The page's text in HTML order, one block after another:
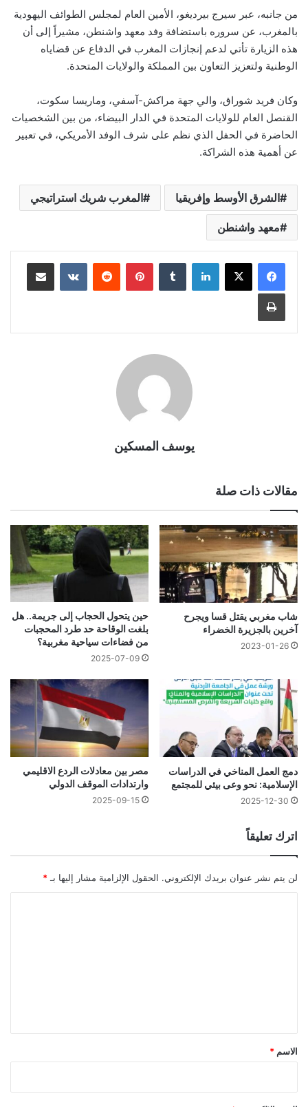
من جانبه، عبر سيرج بيرديغو، الأمين العام لمجلس الطوائف اليهودية
بالمغرب، عن سروره باستضافة وفد معهد واشنطن، مشيراً إلى أن
هذه الزيارة تأتي لدعم إنجازات المغرب في الدفاع عن قضاياه
الوطنية ولتعزيز التعاون بين المملكة والولايات المتحدة.
وكان فريد شوراق، والي جهة مراكش-آسفي، وماريسا سكوت،
القنصل العام للولايات المتحدة في الدار البيضاء، من بين الشخصيات
الحاضرة في الحفل الذي نظم على شرف الوفد الأمريكي، في تعبير
عن أهمية هذه الشراكة.
الشرق الأوسط وإفريقيا المغرب شريك استراتيجي
معهد واشنطن
لينكدإن بينتيريست مشاركة عبر البريد
طباعة
يوسف المسكين
مقالات ذات صلة
شاب مغربي يقتل قسا ويجرح
آخرين بالجزيرة الخضراء
2023-01-26
حين يتحول الحجاب إلى جريمة.. هل
بلغت الوقاحة حد طرد المحجبات
من فضاءات سياحية مغربية؟
2025-07-09
دمج العمل المناخي في الدراسات
الإسلامية: نحو وعى بيئي للمجتمع
2025-12-30
مصر بين معادلات الردع الاقليمي
وارتدادات الموقف الدولي
2025-09-15
اترك تعليقاً
لن يتم نشر عنوان بريدك الإلكتروني. الحقول الإلزامية مشار إليها بـ *
*
الاسم *